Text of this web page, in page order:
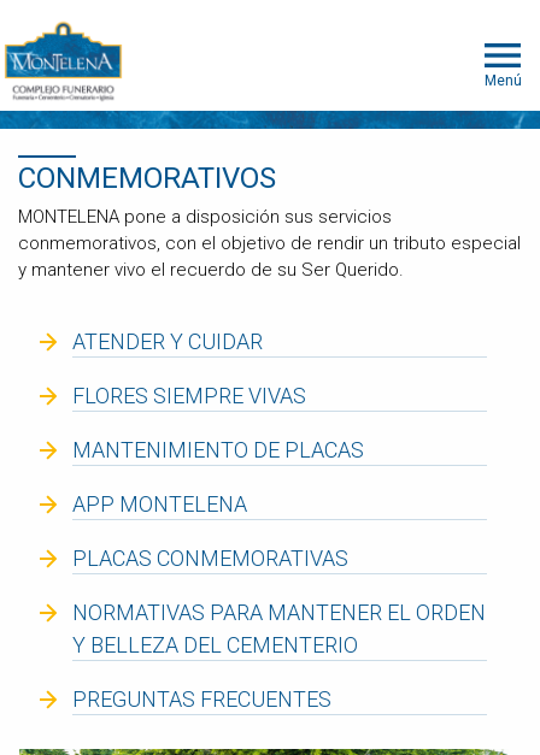
Menú
CONMEMORATIVOS
MONTELENA pone a disposición sus servicios
conmemorativos, con el objetivo de rendir un tributo especial
y mantener vivo el recuerdo de su Ser Querido.
ATENDER Y CUIDAR
FLORES SIEMPRE VIVAS
MANTENIMIENTO DE PLACAS
APP MONTELENA
PLACAS CONMEMORATIVAS
NORMATIVAS PARA MANTENER EL ORDEN
Y BELLEZA DEL CEMENTERIO
PREGUNTAS FRECUENTES